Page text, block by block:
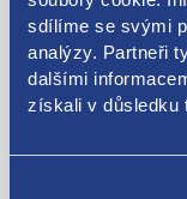
sdílíme se svými
analýzy. Partneři
dalšími
získali v důsledku
Škoda Fabia II
Škoda Octavia II
Škoda Rapid
Škoda Roomster